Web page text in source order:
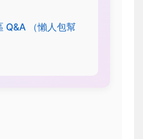
Q&A （懶人包幫